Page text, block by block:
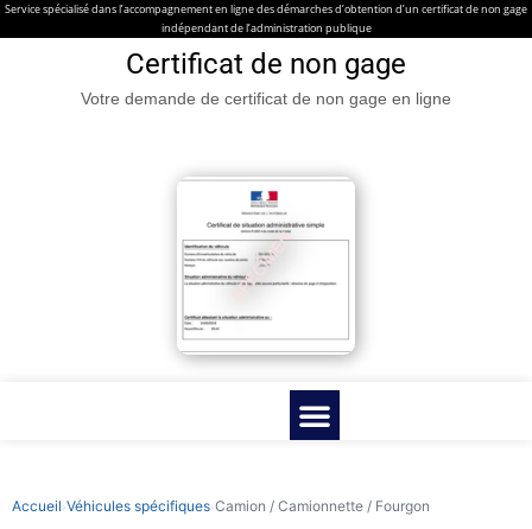
Service spécialisé dans l’accompagnement en ligne des démarches d’obtention d’un certificat de non gage
indépendant de l’administration publique
Certificat de non gage
Votre demande de certificat de non gage en ligne
Accueil›Véhicules spécifiques›Camion / Camionnette / Fourgon